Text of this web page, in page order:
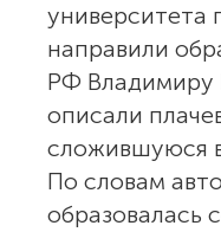
университета
направили
РФ Владимиру
описали
сложившуюся
По словам
образовалась